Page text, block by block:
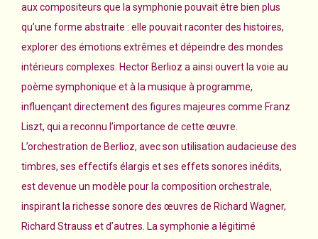
aux compositeurs que la symphonie pouvait être bien plus
qu’une forme abstraite : elle pouvait raconter des histoires,
explorer des émotions extrêmes et dépeindre des mondes
intérieurs complexes. Hector Berlioz a ainsi ouvert la voie au
poème symphonique et à la musique à programme,
influençant directement des figures majeures comme Franz
Liszt, qui a reconnu l’importance de cette œuvre.
L’orchestration de Berlioz, avec son utilisation audacieuse des
timbres, ses effectifs élargis et ses effets sonores inédits,
est devenue un modèle pour la composition orchestrale,
inspirant la richesse sonore des œuvres de Richard Wagner,
Richard Strauss et d’autres. La symphonie a légitimé